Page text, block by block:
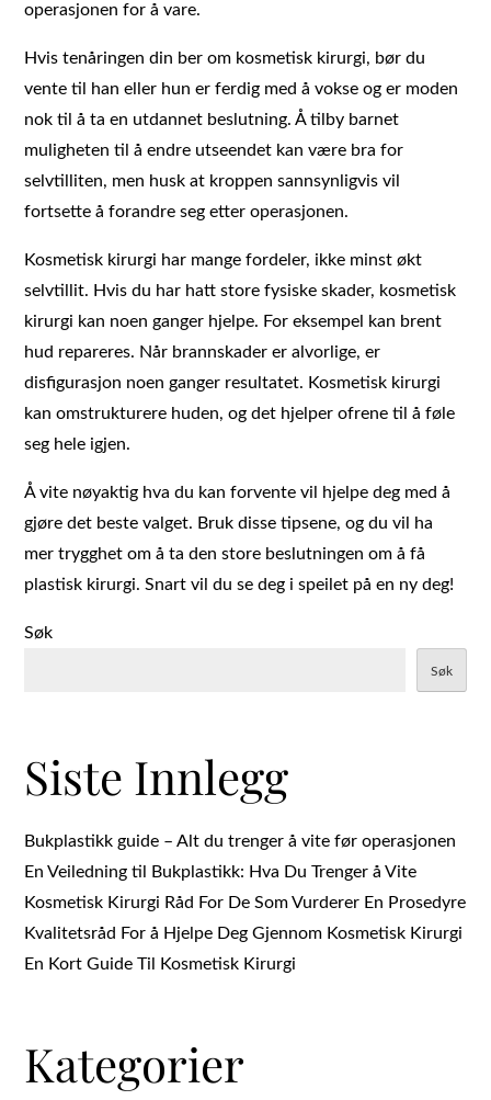
operasjonen for å vare.
Hvis tenåringen din ber om kosmetisk kirurgi, bør du
vente til han eller hun er ferdig med å vokse og er moden
nok til å ta en utdannet beslutning. Å tilby barnet
muligheten til å endre utseendet kan være bra for
selvtilliten, men husk at kroppen sannsynligvis vil
fortsette å forandre seg etter operasjonen.
Kosmetisk kirurgi har mange fordeler, ikke minst økt
selvtillit. Hvis du har hatt store fysiske skader, kosmetisk
kirurgi kan noen ganger hjelpe. For eksempel kan brent
hud repareres. Når brannskader er alvorlige, er
disfigurasjon noen ganger resultatet. Kosmetisk kirurgi
kan omstrukturere huden, og det hjelper ofrene til å føle
seg hele igjen.
Å vite nøyaktig hva du kan forvente vil hjelpe deg med å
gjøre det beste valget. Bruk disse tipsene, og du vil ha
mer trygghet om å ta den store beslutningen om å få
plastisk kirurgi. Snart vil du se deg i speilet på en ny deg!
Søk
Søk
Siste Innlegg
Bukplastikk guide – Alt du trenger å vite før operasjonen
En Veiledning til Bukplastikk: Hva Du Trenger å Vite
Kosmetisk Kirurgi Råd For De Som Vurderer En Prosedyre
Kvalitetsråd For å Hjelpe Deg Gjennom Kosmetisk Kirurgi
En Kort Guide Til Kosmetisk Kirurgi
Kategorier